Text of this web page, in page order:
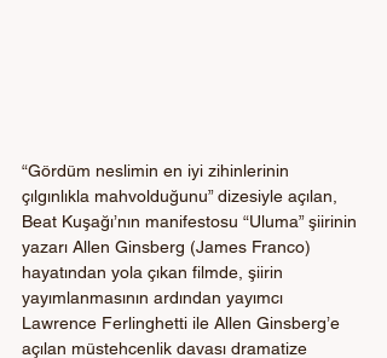
“Gördüm neslimin en iyi zihinlerinin
çılgınlıkla mahvolduğunu” dizesiyle açılan,
Beat Kuşağı’nın manifestosu “Uluma” şiirinin
yazarı Allen Ginsberg (James Franco)
hayatından yola çıkan filmde, şiirin
yayımlanmasının ardından yayımcı
Lawrence Ferlinghetti ile Allen Ginsberg’e
açılan müstehcenlik davası dramatize